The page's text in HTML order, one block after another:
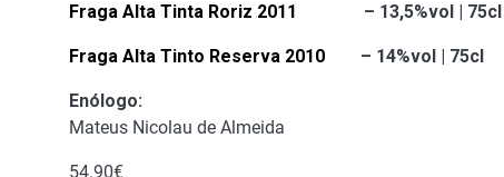
Fraga Alta Tinta Roriz 2011 – 13,5%vol | 75cl
Fraga Alta Tinto Reserva 2010– 14%vol | 75cl
Enólogo:
Mateus Nicolau de Almeida
54.90€